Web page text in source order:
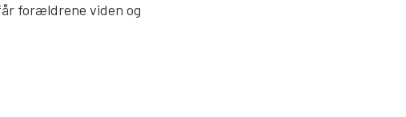
forældrene viden og